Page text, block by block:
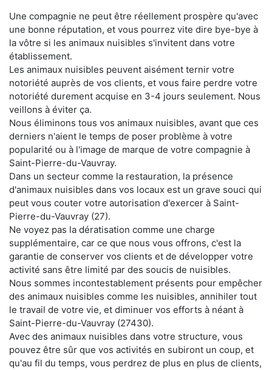
Une compagnie ne peut être réellement prospère qu'avec
une bonne réputation, et vous pourrez vite dire bye-bye à
la vôtre si les animaux nuisibles s'invitent dans votre
établissement.
Les animaux nuisibles peuvent aisément ternir votre
notoriété auprès de vos clients, et vous faire perdre votre
notoriété durement acquise en 3-4 jours seulement. Nous
veillons à éviter ça.
Nous éliminons tous vos animaux nuisibles, avant que ces
derniers n'aient le temps de poser problème à votre
popularité ou à l'image de marque de votre compagnie à
Saint-Pierre-du-Vauvray.
Dans un secteur comme la restauration, la présence
d'animaux nuisibles dans vos locaux est un grave souci qui
peut vous couter votre autorisation d'exercer à Saint-
Pierre-du-Vauvray (27).
Ne voyez pas la dératisation comme une charge
supplémentaire, car ce que nous vous offrons, c'est la
garantie de conserver vos clients et de développer votre
activité sans être limité par des soucis de nuisibles.
Nous sommes incontestablement présents pour empêcher
des animaux nuisibles comme les nuisibles, annihiler tout
le travail de votre vie, et diminuer vos efforts à néant à
Saint-Pierre-du-Vauvray (27430).
Avec des animaux nuisibles dans votre structure, vous
pouvez être sûr que vos activités en subiront un coup, et
qu'au fil du temps, vous perdrez de plus en plus de clients,